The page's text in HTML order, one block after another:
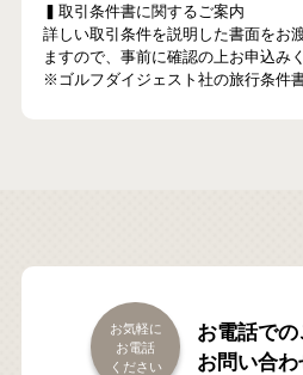
▍取引条件書に関するご案内
詳しい取引条件を説明した書面をお
ますので、事前に確認の上お申込み
※ゴルフダイジェスト社の旅行条件
お気軽に
お電話
ください
お電話での
お問い合わ